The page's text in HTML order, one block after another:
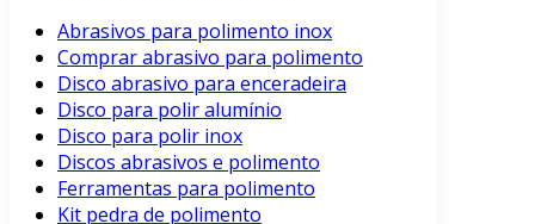
Abrasivos para polimento inox
Comprar abrasivo para polimento
Disco abrasivo para enceradeira
Disco para polir alumínio
Disco para polir inox
Discos abrasivos e polimento
Ferramentas para polimento
Kit pedra de polimento